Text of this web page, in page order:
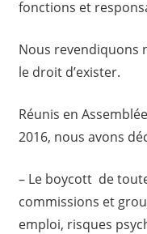
fonctions et
Nous revendiquons
le droit d’exister.
Réunis en
2016, nous avons
– Le boycott de
commissions et
emploi, risques